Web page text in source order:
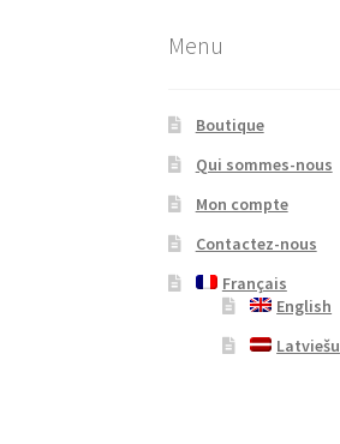
Menu
Boutique
Qui sommes-nous
Mon compte
Contactez-nous
Français
English
Latviešu